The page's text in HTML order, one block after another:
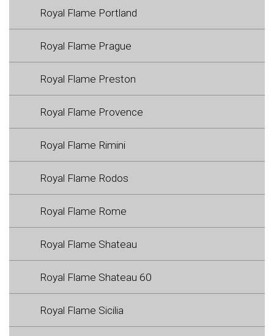
Royal Flame Portland
Royal Flame Prague
Royal Flame Preston
Royal Flame Provence
Royal Flame Rimini
Royal Flame Rodos
Royal Flame Rome
Royal Flame Shateau
Royal Flame Shateau 60
Royal Flame Sicilia